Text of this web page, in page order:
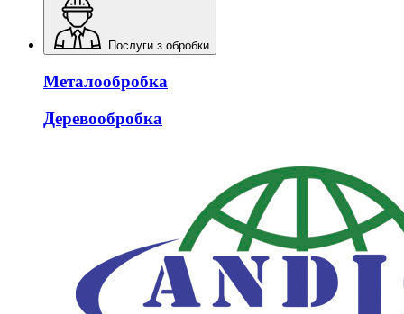
Послуги з обробки
Mеталообробка
Деревообробка